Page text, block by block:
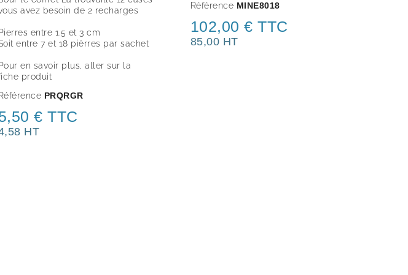
avez besoin de 2 recharges
Pierres entre 1.5 et 3 cm
entre 7 et 18 pièrres par sachet
Pour en savoir plus, aller sur la
produit
Référence PRQRGR
€ TTC
HT
Référence MINE8018
102,00 € TTC
85,00 HT